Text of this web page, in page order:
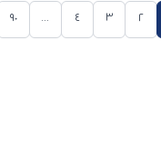
٢ ٣ ٤ ... ٩٠